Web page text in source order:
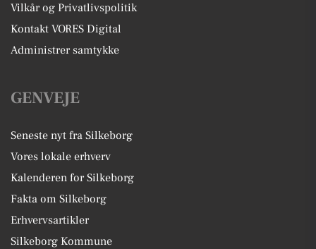
Vilkår og Privatlivspolitik
Kontakt VORES Digital
Administrer samtykke
GENVEJE
Seneste nyt fra Silkeborg
Vores lokale erhverv
Kalenderen for Silkeborg
Fakta om Silkeborg
Erhvervsartikler
Silkeborg Kommune